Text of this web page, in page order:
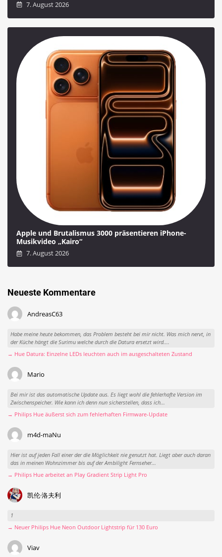
7. August 2026
Apple und Brutalismus 3000 präsentieren iPhone-
Musikvideo „Kairo“
7. August 2026
Neueste Kommentare
AndreasC63
Habe meine heute bekommen, das Problem besteht bei mir nicht. Was mich nervt, in
der Küche hängt die Surimu welche durch die Datura ersetzt wird....
→ Hue Datura: Einzelne LEDs leuchten auch im ausgeschalteten Zustand
Mario
Bei mir ist das automatische Update aus. Es liegt wohl die fehlerhafte Version im
Zwischenspeicher. Wie kann ich denn nun sicherstellen, dass ich...
→ Philips Hue äußerst sich zum fehlerhaften Firmware-Update
m4d-maNu
Hier ist auf jeden Fall einer der die Möglichkeit nie genutzt hat. Liegt aber auch daran
das in meinen Wohnzimmer bis auf der Ambilight Fernseher...
→ Philips Hue arbeitet an Play Gradient Strip Light Pro
凯伦·洛夫利
1
→ Neuer Philips Hue Neon Outdoor Lightstrip für 130 Euro
Viav